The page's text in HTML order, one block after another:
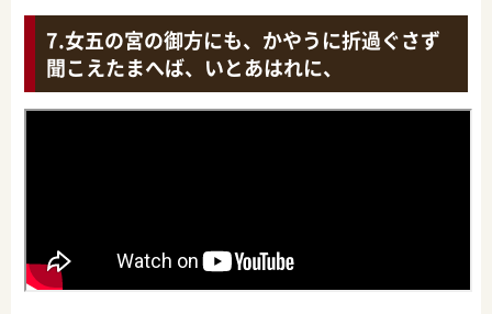
女五の宮の御方にも、かやうに折過ぐさず
聞こえたまへば、いとあはれに、